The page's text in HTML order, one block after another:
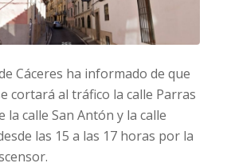
Cáceres ha informado de que
cortará al tráfico la calle Parras
calle San Antón y la calle
las 15 a las 17 horas por la